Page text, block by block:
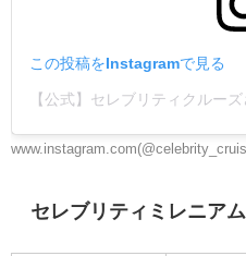
この投稿をInstagramで見る
セレブリティミレニア